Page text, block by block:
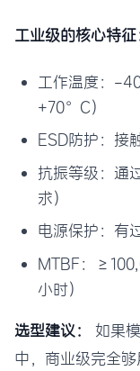
工业级的核心特征
工作温度：-
+70°C）
ESD防护：接
抗振等级：通
求）
电源保护：有
MTBF：
小时）
选型建议：
如果
中，商业级完全